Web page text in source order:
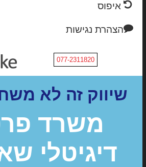
איפוס
הצהרת נגישות
077-2311820
שיווק זה לא
משרד
דיגיטלי